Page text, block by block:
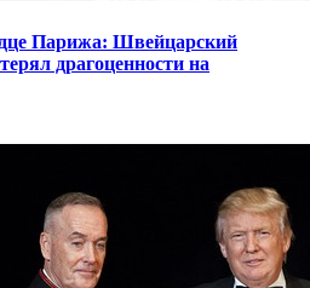
Парижа: Швейцарский
драгоценности на